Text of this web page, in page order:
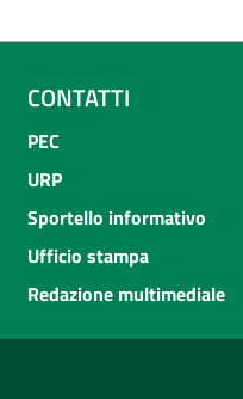
CONTATTI
PEC
URP
Sportello informativo
Ufficio stampa
Redazione multimediale